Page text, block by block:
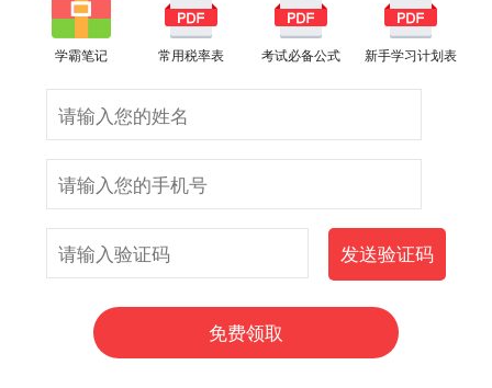
学霸笔记 常用税率表 考试必备公式 新手学习计划表